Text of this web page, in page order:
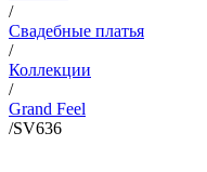
/
Свадебные платья
/
Коллекции
/
Grand Feel
/SV636